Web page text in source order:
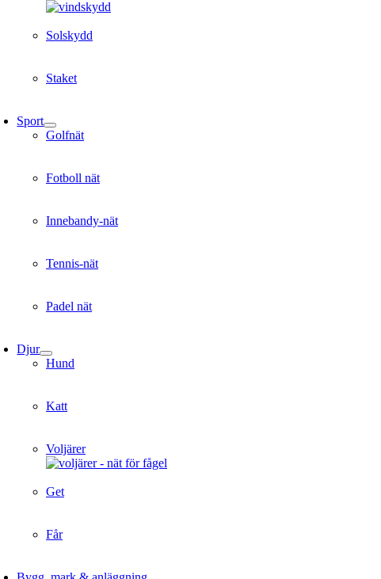
Solskydd
Staket
Sport
Golfnät
Fotboll nät
Innebandy-nät
Tennis-nät
Padel nät
Djur
Hund
Katt
Voljärer
Get
Får